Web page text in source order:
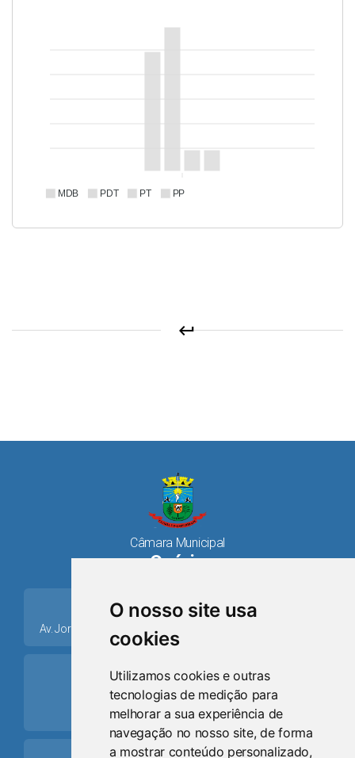
O nosso site usa
cookies
Utilizamos cookies e outras
tecnologias de medição para
melhorar a sua experiência de
navegação no nosso site, de forma
a mostrar conteúdo personalizado,
MDB PDT PT PP
keyboard_return
Câmara Municipal
Osório
place
Av. Jorge Dariva, 1211, Centro CEP: 95520.000 - Osório/RS
ring_volume
Telefone
(51) 9 8024-0884